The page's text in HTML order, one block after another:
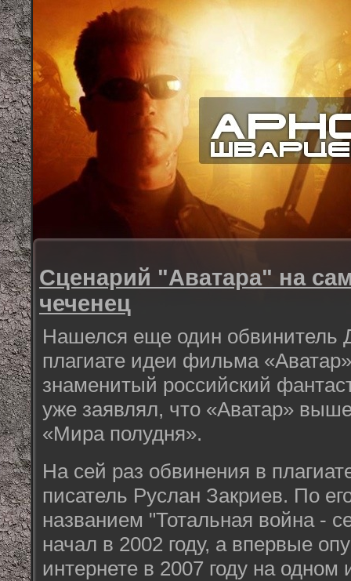
Сценарий "Аватара" на
чеченец
Нашелся еще один обвинитель
плагиате идеи фильма
знаменитый российский
уже заявлял, что «Аватар»
«Мира полудня».
На сей раз обвинения в
писатель Руслан Закриев. По
названием "Тотальная война -
начал в 2002 году, а впервые
интернете в 2007 году на одном